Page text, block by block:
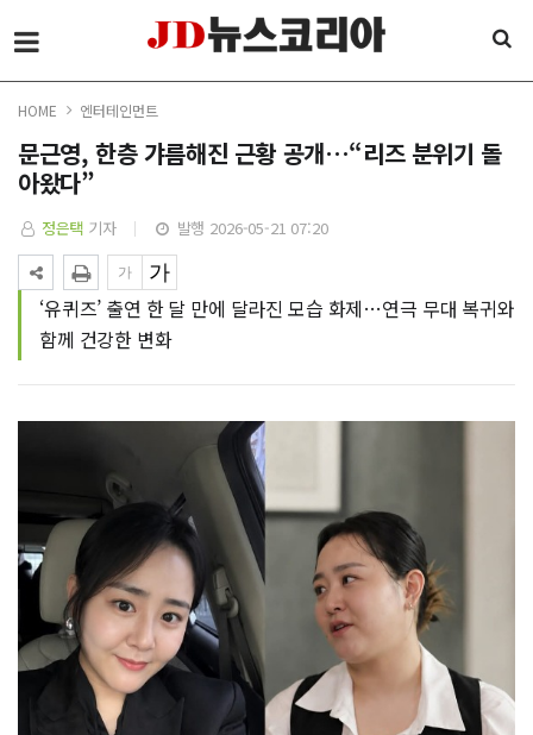
HOME 엔터테인먼트
문근영, 한층 갸름해진 근황 공개…“리즈 분위기 돌
아왔다”
정은택 기자 발행 2026-05-21 07:20
‘유퀴즈’ 출연 한 달 만에 달라진 모습 화제…연극 무대 복귀와
함께 건강한 변화